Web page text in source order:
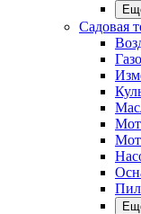
Садовая